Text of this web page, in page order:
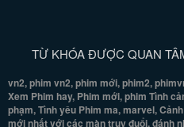
TỪ KHÓA ĐƯỢC QUAN
vn2, phim vn2, phim mới, phim2,
Xem Phim hay, Phim mới, phim Tình
phạm, Tình yêu Phim ma, marvel,
mới nhất với các màn truy đuổi, đánh